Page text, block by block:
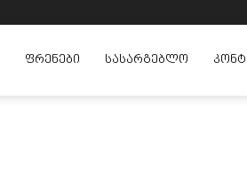
ᲤᲠᲔᲜᲔᲑᲘ ᲡᲐᲡᲐᲠᲒᲔᲑᲚᲝ